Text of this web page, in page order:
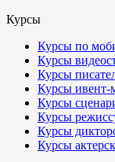
Курсы
Курсы по
Курсы
Курсы
Курсы ивент-
Курсы
Курсы
Курсы
Курсы